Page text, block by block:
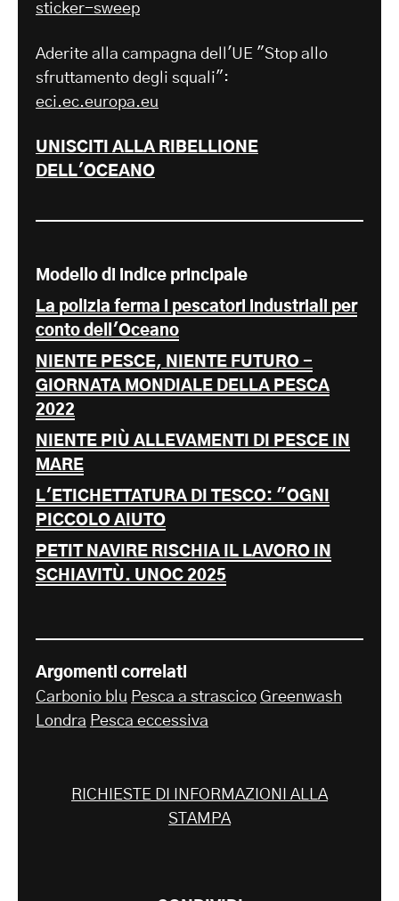
sticker-sweep
Aderite alla campagna dell'UE "Stop allo
sfruttamento degli squali":
eci.ec.europa.eu
UNISCITI ALLA RIBELLIONE
DELL'OCEANO
Modello di indice principale
La polizia ferma i pescatori industriali per
conto dell'Oceano
NIENTE PESCE, NIENTE FUTURO -
GIORNATA MONDIALE DELLA PESCA
2022
NIENTE PIÙ ALLEVAMENTI DI PESCE IN
MARE
L'ETICHETTATURA DI TESCO: "OGNI
PICCOLO AIUTO
PETIT NAVIRE RISCHIA IL LAVORO IN
SCHIAVITÙ. UNOC 2025
Argomenti correlati
Carbonio blu Pesca a strascico Greenwash
Londra Pesca eccessiva
RICHIESTE DI INFORMAZIONI ALLA
STAMPA